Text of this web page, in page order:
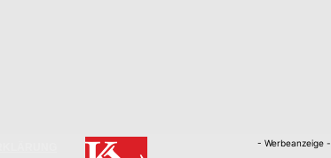
- Werbeanzeige -